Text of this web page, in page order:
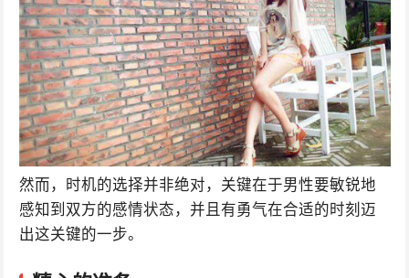
然而，时机的选择并非绝对，关键在于男性要敏锐地
感知到双方的感情状态，并且有勇气在合适的时刻迈
出这关键的一步。